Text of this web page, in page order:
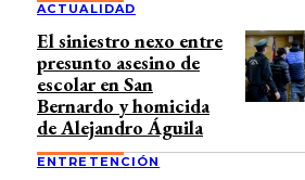
ACTUALIDAD
El siniestro nexo entre
presunto asesino de
escolar en San
Bernardo y homicida
de Alejandro Águila
ENTRETENCIÓN